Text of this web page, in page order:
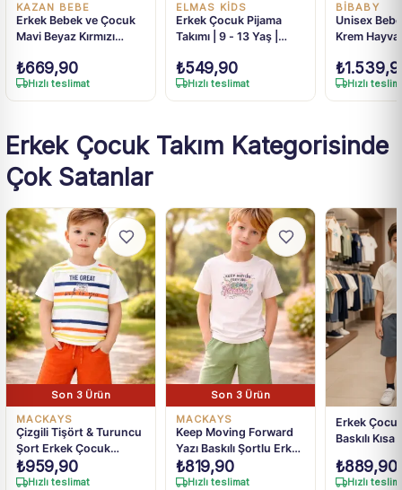
KAZAN BEBE
Erkek Bebek ve Çocuk
Mavi Beyaz Kırmızı
₺669,90
Hızlı teslimat
ELMAS KİDS
Erkek Çocuk Pijama
Takımı | 9 - 13 Yaş |
₺549,90
Hızlı teslimat
BIBABY
Unisex
Krem
Pamuklu
12 Ay-4 Yaş
₺
Hızlı
Erkek Çocuk Takım Kategorisinde
Çok Satanlar
Son 3 Ürün
MACKAYS
Çizgili Tişört & Turuncu
Şort Erkek Çocuk
Takımı
₺959,90
Hızlı teslimat
Son 3 Ürün
MACKAYS
Keep Moving Forward
Yazı Baskılı Şortlu Erkek
Çocuk Takım
₺819,90
Hızlı teslimat
Erkek
Baskılı
₺889,90
Hızlı